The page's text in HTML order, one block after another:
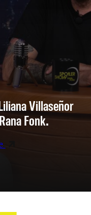
Villaseñor
Fonk.